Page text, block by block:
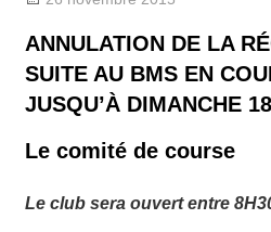
ANNULATION DE LA
SUITE AU BMS EN
JUSQU’À DIMANCHE
Le comité de course
Le club sera ouvert entre